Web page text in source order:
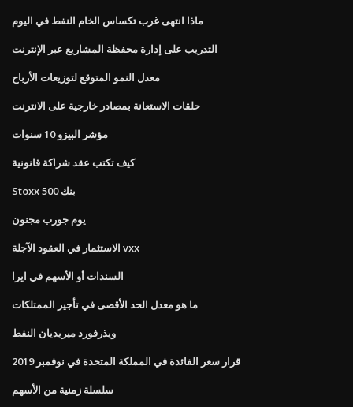
ماذا انتهى غرب تكساس الخام النفط في اليوم
التدريب على إدارة محفظة المشاريع عبر الإنترنت
معدل النمو المتوقع لتوزيعات الأرباح
حلقات الاستعانة بمصادر خارجية على الانترنت
مؤشر البيزو 10 سنوات
كيف تكتب عقد شراكة قانونية
Stoxx 500 بنك
يوم جورب مجنون
الاستثمار في العقود الآجلة vxx
السندات أو الأسهم في ايرا
ما هو معدل الحد الأقصى في تأجير الممتلكات
ويذرفورد ميريديان النفط
قرار سعر الفائدة في المملكة المتحدة في نوفمبر 2019
سلسلة زمنية من الأسهم